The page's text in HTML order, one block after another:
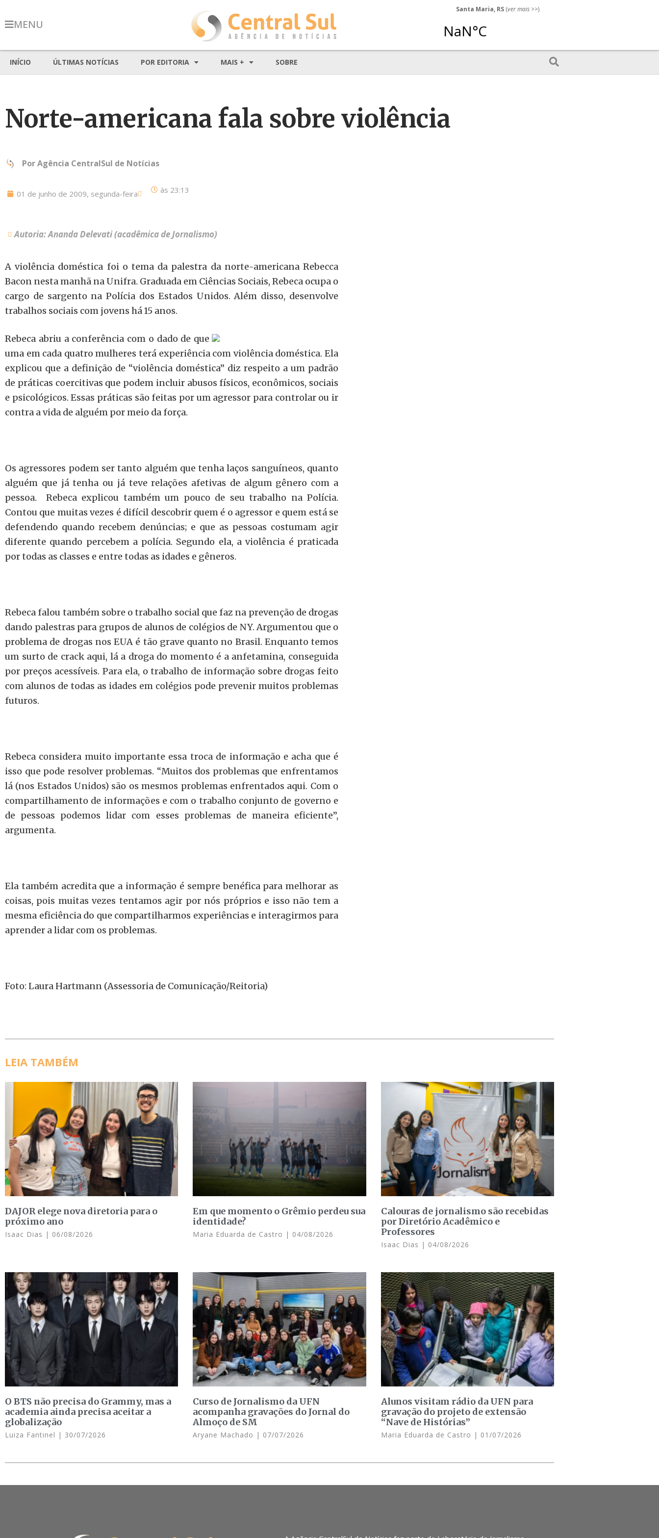
MENU
Santa Maria, RS (ver mais >>)
INÍCIO ÚLTIMAS NOTÍCIAS POR EDITORIA MAIS + SOBRE
Norte-americana fala sobre violência
PorAgência CentralSul de Notícias
01 de junho de 2009, segunda-feira às 23:13
Autoria: Ananda Delevati (acadêmica de Jornalismo)
A violência doméstica foi o tema da palestra da norte-americana Rebecca
Bacon nesta manhã na Unifra. Graduada em Ciências Sociais, Rebeca ocupa o
cargo de sargento na Polícia dos Estados Unidos. Além disso, desenvolve
trabalhos sociais com jovens há 15 anos.
Rebeca abriu a conferência com o dado de que
uma em cada quatro mulheres terá experiência com violência doméstica. Ela
explicou que a definição de “violência doméstica” diz respeito a um padrão
de práticas coercitivas que podem incluir abusos físicos, econômicos, sociais
e psicológicos. Essas práticas são feitas por um agressor para controlar ou ir
contra a vida de alguém por meio da força.
Os agressores podem ser tanto alguém que tenha laços sanguíneos, quanto
alguém que já tenha ou já teve relações afetivas de algum gênero com a
pessoa. Rebeca explicou também um pouco de seu trabalho na Polícia.
Contou que muitas vezes é difícil descobrir quem é o agressor e quem está se
defendendo quando recebem denúncias; e que as pessoas costumam agir
diferente quando percebem a polícia. Segundo ela, a violência é praticada
por todas as classes e entre todas as idades e gêneros.
Rebeca falou também sobre o trabalho social que faz na prevenção de drogas
dando palestras para grupos de alunos de colégios de NY. Argumentou que o
problema de drogas nos EUA é tão grave quanto no Brasil. Enquanto temos
um surto de crack aqui, lá a droga do momento é a anfetamina, conseguida
por preços acessíveis. Para ela, o trabalho de informação sobre drogas feito
com alunos de todas as idades em colégios pode prevenir muitos problemas
futuros.
Rebeca considera muito importante essa troca de informação e acha que é
isso que pode resolver problemas. “Muitos dos problemas que enfrentamos
lá (nos Estados Unidos) são os mesmos problemas enfrentados aqui. Com o
compartilhamento de informações e com o trabalho conjunto de governo e
de pessoas podemos lidar com esses problemas de maneira eficiente”,
argumenta.
Ela também acredita que a informação é sempre benéfica para melhorar as
coisas, pois muitas vezes tentamos agir por nós próprios e isso não tem a
mesma eficiência do que compartilharmos experiências e interagirmos para
aprender a lidar com os problemas.
Foto: Laura Hartmann (Assessoria de Comunicação/Reitoria)
LEIA TAMBÉM
DAJOR elege nova diretoria para o
próximo ano
Isaac Dias 06/08/2026
Em que momento o Grêmio perdeu sua
identidade?
Maria Eduarda de Castro 04/08/2026
Calouras de jornalismo são recebidas
por Diretório Acadêmico e
Professores
Isaac Dias 04/08/2026
O BTS não precisa do Grammy, mas a
academia ainda precisa aceitar a
globalização
Luiza Fantinel 30/07/2026
Curso de Jornalismo da UFN
acompanha gravações do Jornal do
Almoço de SM
Aryane Machado 07/07/2026
Alunos visitam rádio da UFN para
gravação do projeto de extensão
“Nave de Histórias”
Maria Eduarda de Castro 01/07/2026